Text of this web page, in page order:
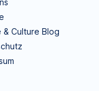
& Culture Blog